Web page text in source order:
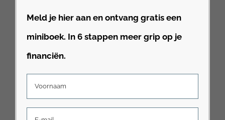
Meld je hier aan en ontvang gratis een
miniboek. In 6 stappen meer grip op je
financiën.